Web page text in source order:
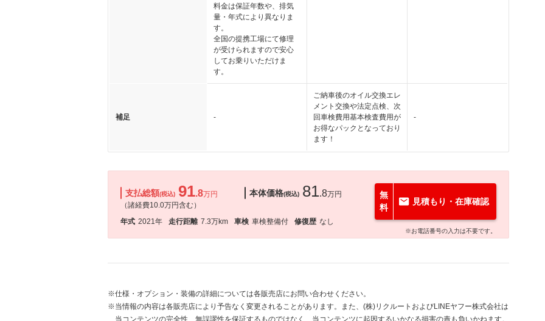
料金は保証年数や、排気
量・年式により異なりま
す。
全国の提携工場にて修理
が受けられますので安心
してお乗りいただけま
す。
補足 -
ご納車後のオイル交換エレ
メント交換や法定点検、次
回車検費用基本検査費用が
お得なパックとなっており
ます！
-
支払総額(税込) 91.8万円
（諸経費10.0万円含む）
本体価格(税込) 81.8万円
年式 2021年 走行距離 7.3万km 車検 車検整備付 修復歴 なし
無
料
見積もり・在庫確認
※お電話番号の入力は不要です。
※仕様・オプション・装備の詳細については各販売店にお問い合わせください。
※当情報の内容は各販売店により予告なく変更されることがあります。また、(株)リクルートおよびLINEヤフー株式会社は
当コンテンツの完全性、無誤謬性を保証するものではなく、当コンテンツに起因するいかなる損害の責も負いかねます。